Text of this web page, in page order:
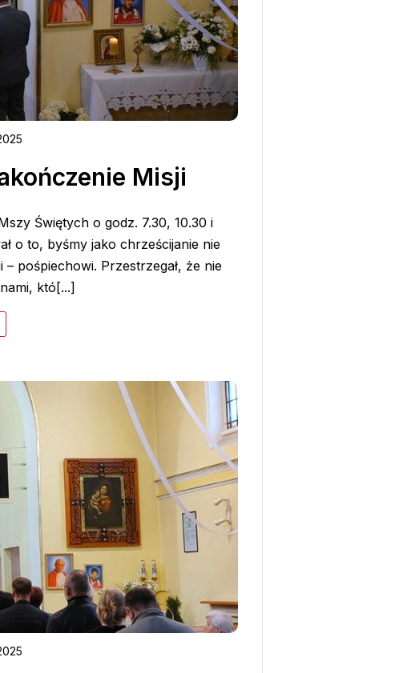
Misji
Świętych o godz. 7.30, 10.30 i
o to, byśmy jako chrześcijanie nie
pośpiechowi. Przestrzegał, że nie
któ[...]